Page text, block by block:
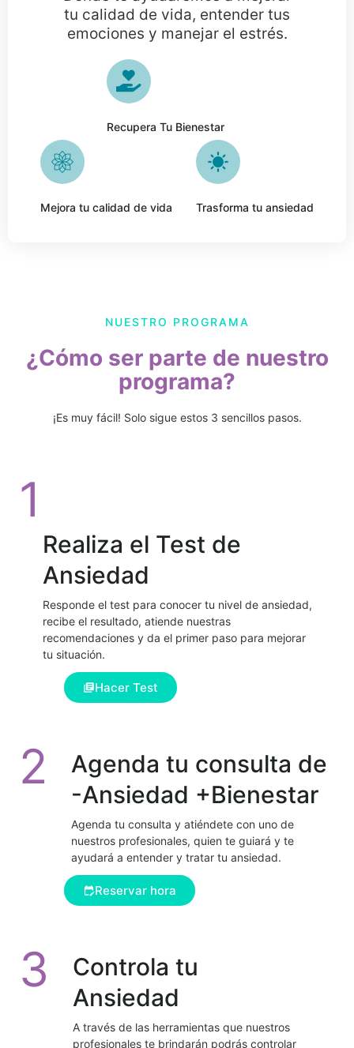
tu calidad de vida, entender tus
emociones y manejar el estrés.
Recupera Tu Bienestar
Mejora tu calidad de vida Trasforma tu ansiedad
NUESTRO PROGRAMA
¿Cómo ser parte de nuestro
programa?
¡Es muy fácil! Solo sigue estos 3 sencillos pasos.
1
Realiza el Test de
Ansiedad
Responde el test para conocer tu nivel de ansiedad,
recibe el resultado, atiende nuestras
recomendaciones y da el primer paso para mejorar
tu situación.
Hacer Test
2
Agenda tu consulta de
-Ansiedad +Bienestar
Agenda tu consulta y atiéndete con uno de
nuestros profesionales, quien te guiará y te
ayudará a entender y tratar tu ansiedad.
Reservar hora
3
Controla tu
Ansiedad
A través de las herramientas que nuestros
profesionales te brindarán podrás controlar